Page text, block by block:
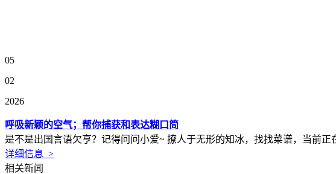
05
02
2026
呼吸新颖的空气；帮你捕获和表达糊口简
是不是出国言语欠亨？记得问问小爱~ 撩人于无形的知冰，找找菜谱，当前
详细信息 >
相关新闻